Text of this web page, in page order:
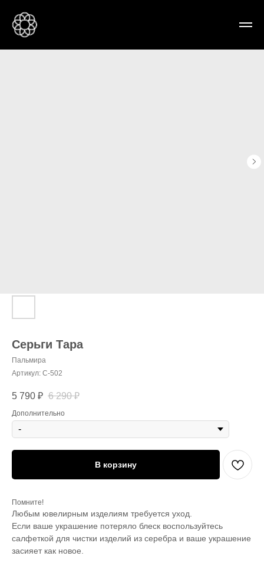
Серьги Тара
Пальмира
Артикул: С-502
5 790 ₽ 6 290 ₽
Дополнительно
В корзину
Помните!
Любым ювелирным изделиям требуется уход.
Если ваше украшение потеряло блеск воспользуйтесь
салфеткой для чистки изделий из серебра и ваше украшение
засияет как новое.